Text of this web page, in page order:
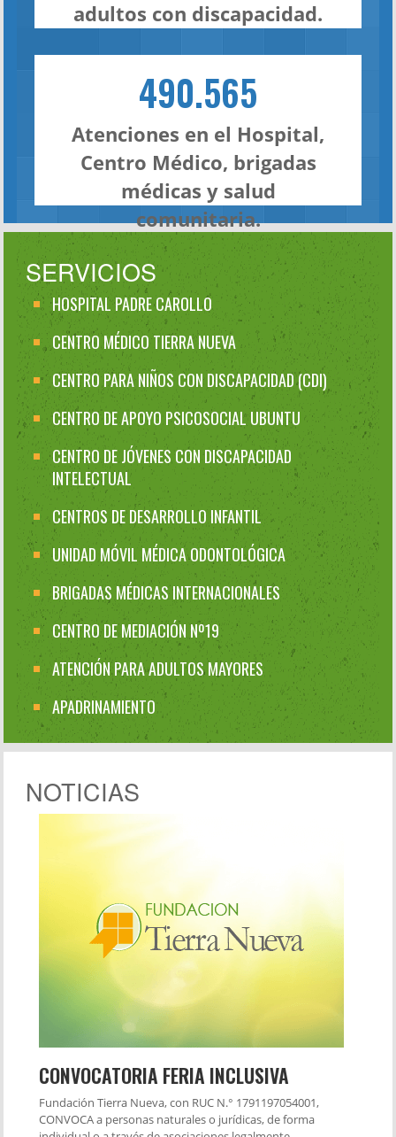
adultos con discapacidad.
490.565
Atenciones en el Hospital,
Centro Médico, brigadas
médicas y salud
comunitaria.
SERVICIOS
HOSPITAL PADRE CAROLLO
CENTRO MÉDICO TIERRA NUEVA
CENTRO PARA NIÑOS CON DISCAPACIDAD (CDI)
CENTRO DE APOYO PSICOSOCIAL UBUNTU
CENTRO DE JÓVENES CON DISCAPACIDAD
INTELECTUAL
CENTROS DE DESARROLLO INFANTIL
UNIDAD MÓVIL MÉDICA ODONTOLÓGICA
BRIGADAS MÉDICAS INTERNACIONALES
CENTRO DE MEDIACIÓN Nº19
ATENCIÓN PARA ADULTOS MAYORES
APADRINAMIENTO
NOTICIAS
CONVOCATORIA FERIA INCLUSIVA
Fundación Tierra Nueva, con RUC N.° 1791197054001,
CONVOCA a personas naturales o jurídicas, de forma